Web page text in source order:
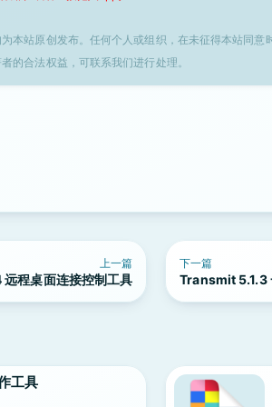
本站原创发布。任何个人或组织，在未征得本站同
的合法权益，可联系我们进行处理。
上一篇
程桌面连接控制工具
下一篇
Transmit 5.1.3
工具